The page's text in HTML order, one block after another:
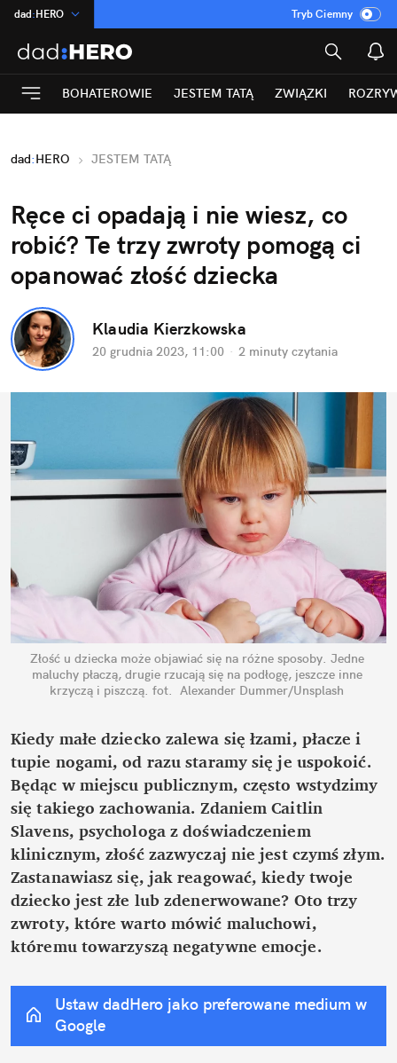
dad:HERO
:Temat
INN:Poland
ASZ:dziennik
Rozrywka
Tryb Ciemny
BOHATEROWIE JESTEM TATĄ ZWIĄZKI
dad:HERO JESTEM TATĄ
Ręce ci opadają i nie wiesz, co
robić? Te trzy zwroty pomogą ci
opanować złość dziecka
Klaudia Kierzkowska
20 grudnia 2023, 11:00 · 2 minuty czytania
Złość u dziecka może objawiać się na różne sposoby. Jedne
maluchy płaczą, drugie rzucają się na podłogę, jeszcze inne
krzyczą i piszczą. fot.  Alexander Dummer/Unsplash
Kiedy małe dziecko zalewa się łzami, płacze i
tupie nogami, od razu staramy się je uspokoić.
Będąc w miejscu publicznym, często wstydzimy
się takiego zachowania. Zdaniem Caitlin
Slavens, psychologa z doświadczeniem
klinicznym, złość zazwyczaj nie jest czymś złym.
Zastanawiasz się, jak reagować, kiedy twoje
dziecko jest złe lub zdenerwowane? Oto trzy
zwroty, które warto mówić maluchowi,
któremu towarzyszą negatywne emocje.
Ustaw dadHero jako preferowane medium w
Google